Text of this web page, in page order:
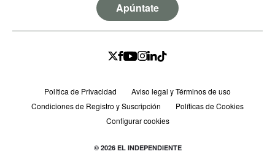
Apúntate
Política de Privacidad
Aviso legal y Términos de uso
Condiciones de Registro y Suscripción
Políticas de Cookies
Configurar cookies
© 2026 EL INDEPENDIENTE